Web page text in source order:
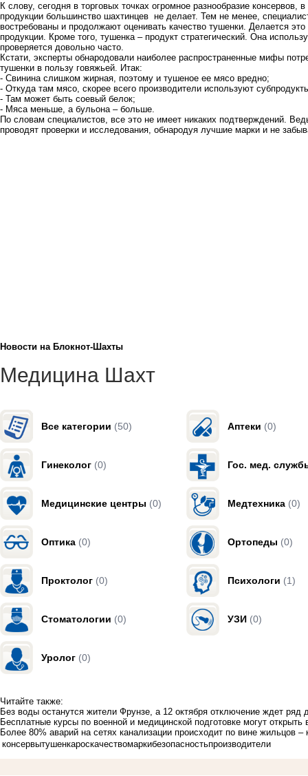
К слову, сегодня в торговых точках огромное разнообразие
продукции большинство шахтинцев не делает. Тем не менее,
востребованы и продолжают оценивать качество тушенки. Делается
продукции. Кроме того, тушенка – продукт стратегический. Она
проверяется довольно часто.
Кстати, эксперты обнародовали наиболее распространенные мифы
тушенки в пользу говяжьей. Итак:
- Свинина слишком жирная, поэтому и тушеное ее мясо вредно;
- Откуда там мясо, скорее всего производители используют
- Там может быть соевый белок;
- Мяса меньше, а бульона – больше.
По словам специалистов, все это не имеет никаких подтверждений.
проводят проверки и исследования, обнародуя лучшие марки и не
Новости на Блoкнoт-Шахты
Медицина Шахт
Все категории (50) Аптеки (0)
Гинеколог (0) Гос. мед.
Медицинские центры (0) Медтехника (0)
Оптика (0) Ортопеды (0)
Проктолог (0) Психологи (1)
Стоматологии (0) УЗИ (0)
Уролог (0)
Читайте также:
Без воды останутся жители Фрунзе, а 12 октября отключение ждет ряд
Бесплатные курсы по военной и медицинской подготовке могут
Более 80% аварий на сетях канализации происходит по вине жильцов
консервытушенкароскачествомаркибезопасностьпроизводители